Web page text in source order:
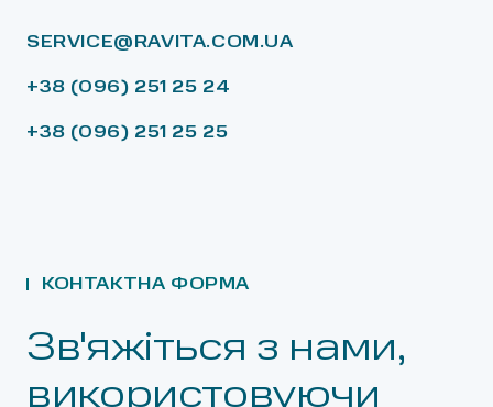
SERVICE@RAVITA.COM.UA
+38 (096) 251 25 24
+38 (096) 251 25 25
КОНТАКТНА ФОРМА
Зв'яжіться з нами,
використовуючи